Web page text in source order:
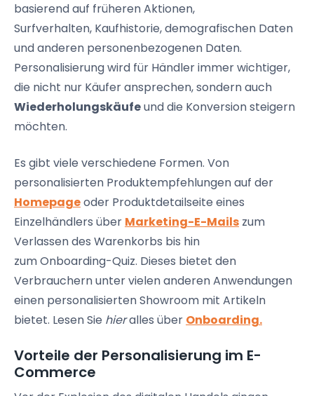
basierend auf früheren Aktionen,
Surfverhalten, Kaufhistorie, demografischen Daten
und anderen personenbezogenen Daten.
Personalisierung wird für Händler immer wichtiger,
die nicht nur Käufer ansprechen, sondern auch
Wiederholungskäufeund die Konversion steigern
möchten.
Es gibt viele verschiedene Formen. Von
personalisierten Produktempfehlungenauf der
Homepageoder Produktdetailseite eines
Einzelhändlers über Marketing-E-Mails zum
Verlassen des Warenkorbs bis hin
zumOnboarding-Quiz. Dieses bietet den
Verbrauchern unter vielen anderen Anwendungen
einen personalisiertenShowroom mit Artikeln
bietet. Lesen Sie hieralles über Onboarding.
Vorteile der Personalisierung im E-
Commerce